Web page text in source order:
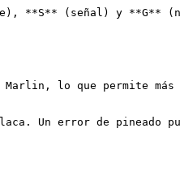
**S** (señal) y **G**
lo que permite
Un error de pineado